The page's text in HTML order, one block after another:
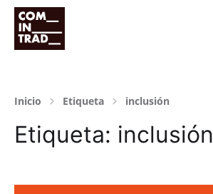
Inicio Etiqueta inclusión
Etiqueta: inclusión